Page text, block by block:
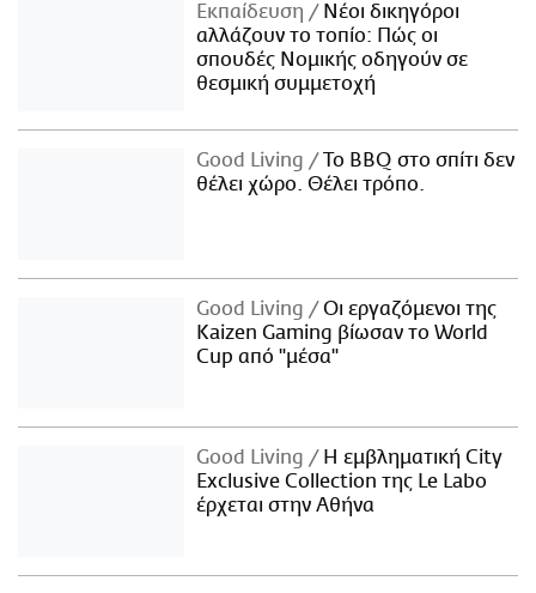
Εκπαίδευση
Νέοι δικηγόροι
αλλάζουν το τοπίο: Πώς οι
σπουδές Νομικής οδηγούν σε
θεσμική συμμετοχή
Good Living
Το BBQ στο σπίτι δεν
θέλει χώρο. Θέλει τρόπο.
Good Living
Οι εργαζόμενοι της
Kaizen Gaming βίωσαν το World
Cup από "μέσα"
Good Living
Η εμβληματική City
Exclusive Collection της Le Labo
έρχεται στην Αθήνα